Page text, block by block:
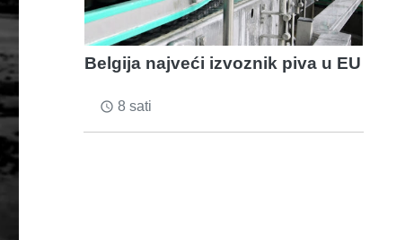
Belgija najveći izvoznik piva u EU
access_time 8 sati